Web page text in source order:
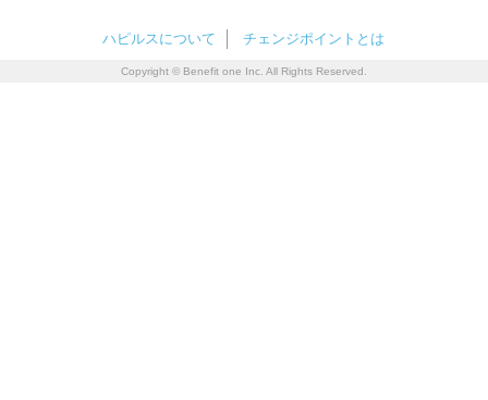
ハピルスについて チェンジポイントとは
Copyright © Benefit one Inc. All Rights Reserved.